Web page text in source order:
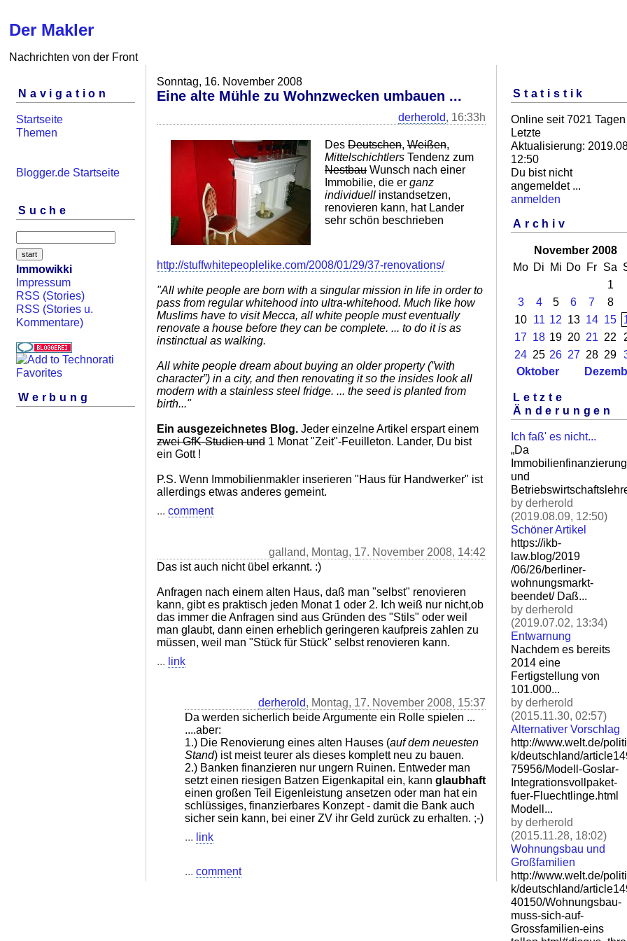
Der Makler
Nachrichten von der Front
Navigation
Startseite
Themen
Blogger.de Startseite
Suche
Immowikki
Impressum
RSS (Stories)
RSS (Stories u.
Kommentare)
Werbung
Sonntag, 16. November 2008
Eine alte Mühle zu Wohnzwecken umbauen ...
derherold, 16:33h
Des Deutschen, Weißen,
Mittelschichtlers Tendenz zum
Nestbau Wunsch nach einer
Immobilie, die er ganz
individuell instandsetzen,
renovieren kann, hat Lander
sehr schön beschrieben
http://stuffwhitepeoplelike.com/2008/01/29/37-renovations/
"All white people are born with a singular mission in life in order to
pass from regular whitehood into ultra-whitehood. Much like how
Muslims have to visit Mecca, all white people must eventually
renovate a house before they can be complete. ... to do it is as
instinctual as walking.
All white people dream about buying an older property (”with
character”) in a city, and then renovating it so the insides look all
modern with a stainless steel fridge. ... the seed is planted from
birth..."
Ein ausgezeichnetes Blog. Jeder einzelne Artikel erspart einem
zwei GfK-Studien und 1 Monat "Zeit"-Feuilleton. Lander, Du bist
ein Gott !
P.S. Wenn Immobilienmakler inserieren "Haus für Handwerker" ist
allerdings etwas anderes gemeint.
... comment
galland, Montag, 17. November 2008, 14:42
Das ist auch nicht übel erkannt. :)
Anfragen nach einem alten Haus, daß man "selbst" renovieren
kann, gibt es praktisch jeden Monat 1 oder 2. Ich weiß nur nicht,ob
das immer die Anfragen sind aus Gründen des "Stils" oder weil
man glaubt, dann einen erheblich geringeren kaufpreis zahlen zu
müssen, weil man "Stück für Stück" selbst renovieren kann.
... link
derherold, Montag, 17. November 2008, 15:37
Da werden sicherlich beide Argumente ein Rolle spielen ...
....aber:
1.) Die Renovierung eines alten Hauses (auf dem neuesten
Stand) ist meist teurer als dieses komplett neu zu bauen.
2.) Banken finanzieren nur ungern Ruinen. Entweder man
setzt einen riesigen Batzen Eigenkapital ein, kann glaubhaft
einen großen Teil Eigenleistung ansetzen oder man hat ein
schlüssiges, finanzierbares Konzept - damit die Bank auch
sicher sein kann, bei einer ZV ihr Geld zurück zu erhalten. ;-)
... link
... comment
Statistik
Online seit 7021 Tagen
Letzte
Aktualisierung:
12:50
Du bist nicht
angemeldet ...
anmelden
Archiv
November 2008
Mo Di Mi Do Fr Sa
1
3
4 5 6 7 8
10 11 12 13 14 15
17 18 19 20 21 22
24 25 26 27 28 29
Oktober
Letzte
Änderungen
Ich faß' es nicht...
„Da
Immobilienfinanzierung
und
by derherold
(2019.08.09, 12:50)
Schöner Artikel
https://ikb-
law.blog/2019
/06/26/berliner-
wohnungsmarkt-
beendet/ Daß...
by derherold
(2019.07.02, 13:34)
Entwarnung
Nachdem es bereits
2014 eine
Fertigstellung von
101.000...
by derherold
(2015.11.30, 02:57)
Alternativer Vorschlag
http://www.welt.de/politi
k/deutschland/
75956/Modell-Goslar-
Integrationsvollpaket-
fuer-Fluechtlinge.html
Modell...
by derherold
(2015.11.28, 18:02)
Wohnungsbau und
Großfamilien
http://www.welt.de/politi
k/deutschland/
40150/Wohnungsbau-
muss-sich-auf-
Grossfamilien-eins